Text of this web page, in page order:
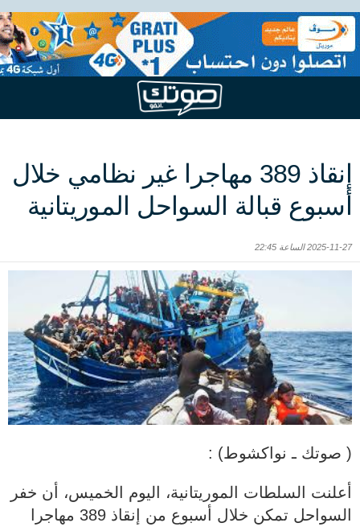
إنقاذ 389 مهاجرا غير نظامي خلال
أسبوع قبالة السواحل الموريتانية
2025-11-27 الساعة 22:45
( صوتك ـ نواكشوط) :
أعلنت السلطات الموريتانية، اليوم الخميس، أن خفر
السواحل تمكن خلال أسبوع من إنقاذ 389 مهاجرا